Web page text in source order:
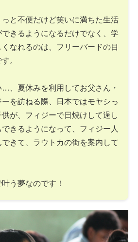
と不便だけど笑いに満ちた生活
きるようになるだけでなく、学
なれるのは、フリーバードの目
。
、夏休みを利用してお父さん・
を訪ねる際、日本ではモヤシっ
が、フィジーで日焼けして逞し
きるようになって、フィジー人
きて、ラウトカの街を案内して
う夢なのです！